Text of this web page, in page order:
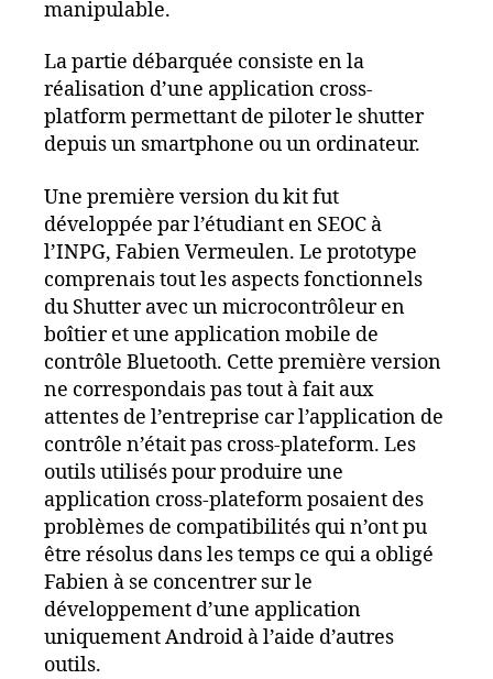
manipulable.
La partie débarquée consiste en la
réalisation d’une application cross-
platform permettant de piloter le shutter
depuis un smartphone ou un ordinateur.
Une première version du kit fut
développée par l’étudiant en SEOC à
l’INPG, Fabien Vermeulen. Le prototype
comprenais tout les aspects fonctionnels
du Shutter avec un microcontrôleur en
boîtier et une application mobile de
contrôle Bluetooth. Cette première version
ne correspondais pas tout à fait aux
attentes de l’entreprise car l’application de
contrôle n’était pas cross-plateform. Les
outils utilisés pour produire une
application cross-plateform posaient des
problèmes de compatibilités qui n’ont pu
être résolus dans les temps ce qui a obligé
Fabien à se concentrer sur le
développement d’une application
uniquement Android à l’aide d’autres
outils.